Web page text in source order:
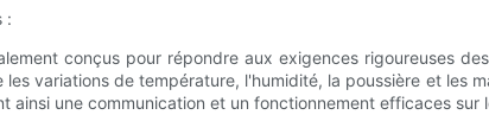
:
conçus pour répondre aux exigences rigoureuses
variations de température, l'humidité, la poussière et les
ainsi une communication et un fonctionnement efficaces sur